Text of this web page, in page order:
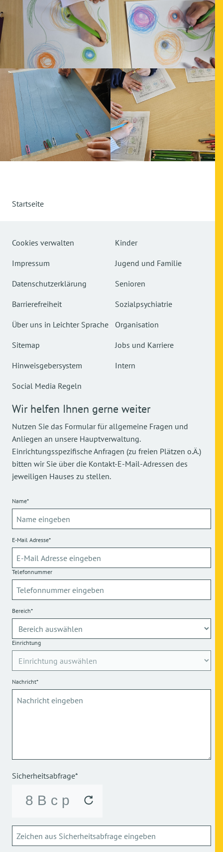
Startseite
Cookies verwalten
Impressum
Datenschutzerklärung
Barrierefreiheit
Über uns in Leichter Sprache
Sitemap
Hinweisgebersystem
Social Media Regeln
Kinder
Jugend und Familie
Senioren
Sozialpsychiatrie
Organisation
Jobs und Karriere
Intern
Wir helfen Ihnen gerne weiter
Nutzen Sie das Formular für allgemeine Fragen und
Anliegen an unsere Hauptverwaltung.
Einrichtungsspezifische Anfragen (zu freien Plätzen o.Ä.)
bitten wir Sie über die Kontakt-E-Mail-Adressen des
jeweiligen Hauses zu stellen.
Name*
E-Mail Adresse*
Telefonnummer
Bereich*
Einrichtung
Nachricht*
Sicherheitsabfrage*